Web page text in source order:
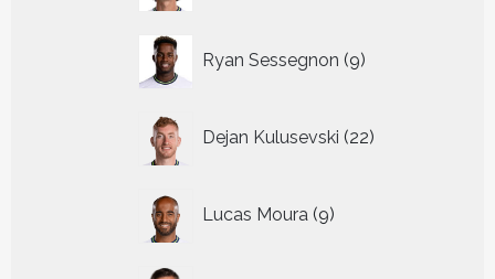
Ryan Sessegnon 9
producten
Dejan Kulusevski 22
producten
Lucas Moura 9
producten